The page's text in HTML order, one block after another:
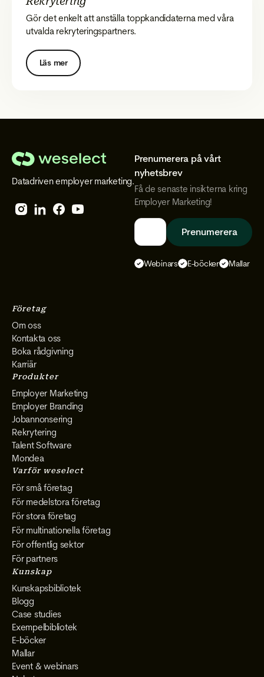
Gör det enkelt att anställa toppkandidaterna med våra
utvalda rekryteringspartners.
Läs mer
Select
Datadriven employer marketing.
Prenumerera på vårt
nyhetsbrev
Få de senaste insikterna kring
Employer Marketing!
Webinars E-böcker Mallar
Företag
Om oss
Kontakta oss
Boka rådgivning
Karriär
Produkter
Employer Marketing
Employer Branding
Jobannonsering
Rekrytering
Talent Software
Mondea
Varför weselect
För små företag
För medelstora företag
För stora företag
För multinationella företag
För offentlig sektor
För partners
Kunskap
Kunskapsbibliotek
Blogg
Case studies
Exempelbibliotek
E-böcker
Mallar
Event & webinars